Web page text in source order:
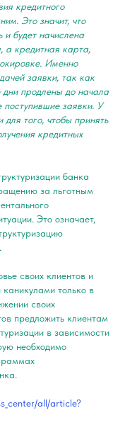
кредитного
Это значит, что
и будет начислена
а кредитная карта,
Именно
заявки, так как
дни продлены до начала
заявки. У
того, чтобы принять
кредитных
банка
за льготным
Это означает,
своих клиентов и
только в
своих
предложить клиентам
в зависимости
необходимо
all/article?